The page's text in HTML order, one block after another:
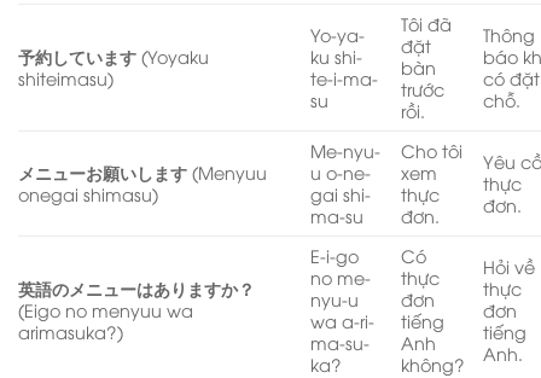
予約しています (Yoyaku
shiteimasu)
Yo-ya-
ku shi-
te-i-ma-
su
Tôi đã
đặt
bàn
trước
rồi.
Thông
báo
có đặt
chỗ.
メニューお願いします (Menyuu
onegai shimasu)
Me-nyu-
u o-ne-
gai shi-
ma-su
Cho tôi
xem
thực
đơn.
Yêu
thực
đơn.
英語のメニューはありますか？
(Eigo no menyuu wa
arimasuka?)
E-i-go
no me-
nyu-u
wa a-ri-
ma-su-
ka?
Có
thực
đơn
tiếng
Anh
không?
Hỏi về
thực
đơn
tiếng
Anh.